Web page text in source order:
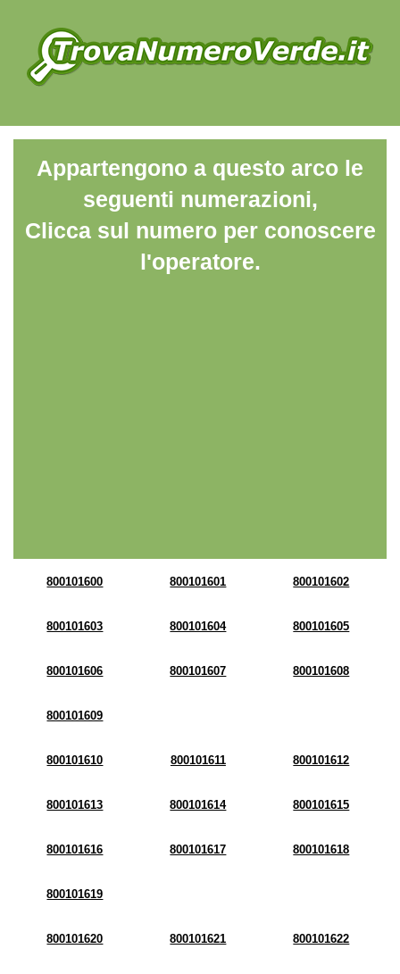
Appartengono a questo arco le
seguenti numerazioni,
Clicca sul numero per conoscere
l'operatore.
800101600 800101601 800101602
800101603 800101604 800101605
800101606 800101607 800101608
800101609
800101610 800101611 800101612
800101613 800101614 800101615
800101616 800101617 800101618
800101619
800101620 800101621 800101622